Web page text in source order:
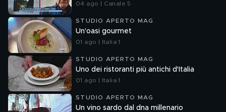
04 ago | Canale 5
STUDIO APERTO MAG
Un'oasi gourmet
01 ago | Italia 1
STUDIO APERTO MAG
Uno dei ristoranti più antichi d'Italia
01 ago | Italia 1
STUDIO APERTO MAG
Un vino sardo dal dna millenario